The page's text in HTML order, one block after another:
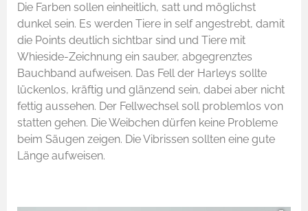
Die Farben sollen einheitlich, satt und möglichst
dunkel sein. Es werden Tiere in self angestrebt, damit
die Points deutlich sichtbar sind und Tiere mit
Whieside-Zeichnung ein sauber, abgegrenztes
Bauchband aufweisen. ​Das Fell der Harleys sollte
lückenlos, kräftig und glänzend sein, dabei aber nicht
fettig aussehen. Der Fellwechsel soll problemlos von
statten gehen. Die Weibchen dürfen keine Probleme
beim Säugen zeigen. Die Vibrissen sollten eine gute
Länge aufweisen.